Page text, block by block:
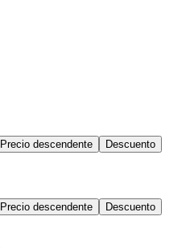
Precio descendente Descuento
Precio descendente Descuento